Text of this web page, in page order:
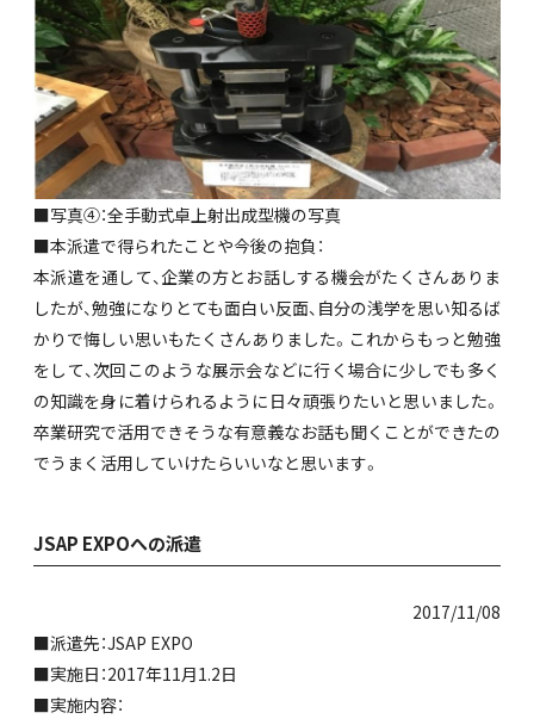
■写真④：全手動式卓上射出成型機の写真
■本派遣で得られたことや今後の抱負：
本派遣を通して、企業の方とお話しする機会がたくさんありま
したが、勉強になりとても面白い反面、自分の浅学を思い知るば
かりで悔しい思いもたくさんありました。これからもっと勉強
をして、次回このような展示会などに行く場合に少しでも多く
の知識を身に着けられるように日々頑張りたいと思いました。
卒業研究で活用できそうな有意義なお話も聞くことができたの
でうまく活用していけたらいいなと思います。
JSAP EXPOへの派遣
2017/11/08
■派遣先：JSAP EXPO
■実施日：2017年11月1.2日
■実施内容：